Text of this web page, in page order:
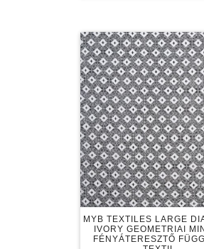
MYB TEXTILES LARGE
IVORY GEOMETRIAI
FÉNYÁTERESZTŐ